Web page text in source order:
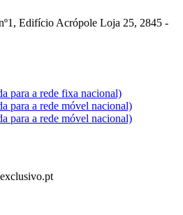
Edifício Acrópole Loja 25, 2845 -
para a rede fixa nacional)
para a rede móvel nacional)
para a rede móvel nacional)